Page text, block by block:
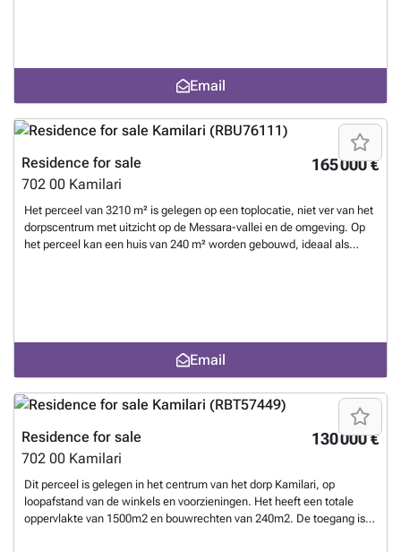
zoek is naar een balans tussen landelijke rust en gemakkelijke
Want to know more?
Email
165 000 €
Residence for sale
702 00 Kamilari
Het perceel van 3210 m² is gelegen op een toplocatie, niet ver van het
dorpscentrum met uitzicht op de Messara-vallei en de omgeving. Op
het perceel kan een huis van 240 m² worden gebouwd, ideaal als
Email
130 000 €
Residence for sale
702 00 Kamilari
Dit perceel is gelegen in het centrum van het dorp Kamilari, op
loopafstand van de winkels en voorzieningen. Het heeft een totale
oppervlakte van 1500m2 en bouwrechten van 240m2. De toegang is